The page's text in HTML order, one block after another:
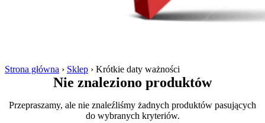
Strona główna › Sklep › Krótkie daty ważności
Nie znaleziono produktów
Przepraszamy, ale nie znaleźliśmy żadnych produktów pasujących
do wybranych kryteriów.